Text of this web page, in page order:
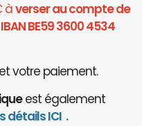
àverser au compte de
BE59 3600 4534
votre paiement.
est également
détails ICI .